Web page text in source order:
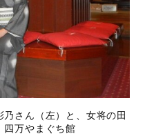
さん（左）と、女将の田
万やまぐち館